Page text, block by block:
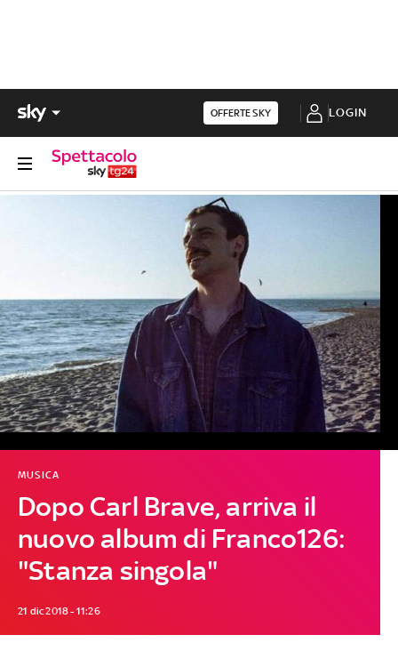
OFFERTE SKY LOGIN
Dopo Carl Brave, arriva il
nuovo album di Franco126:
"Stanza singola"
MUSICA
21 dic 2018 - 11:26